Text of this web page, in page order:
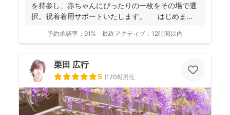
を持参し、赤ちゃんにぴったりの一枚をその場で選
択。祝着着用サポートいたします。 はじめまし
予約承諾率： 91% 最終アクティブ： 12時間以内
栗田 広行
5 (1708)男性